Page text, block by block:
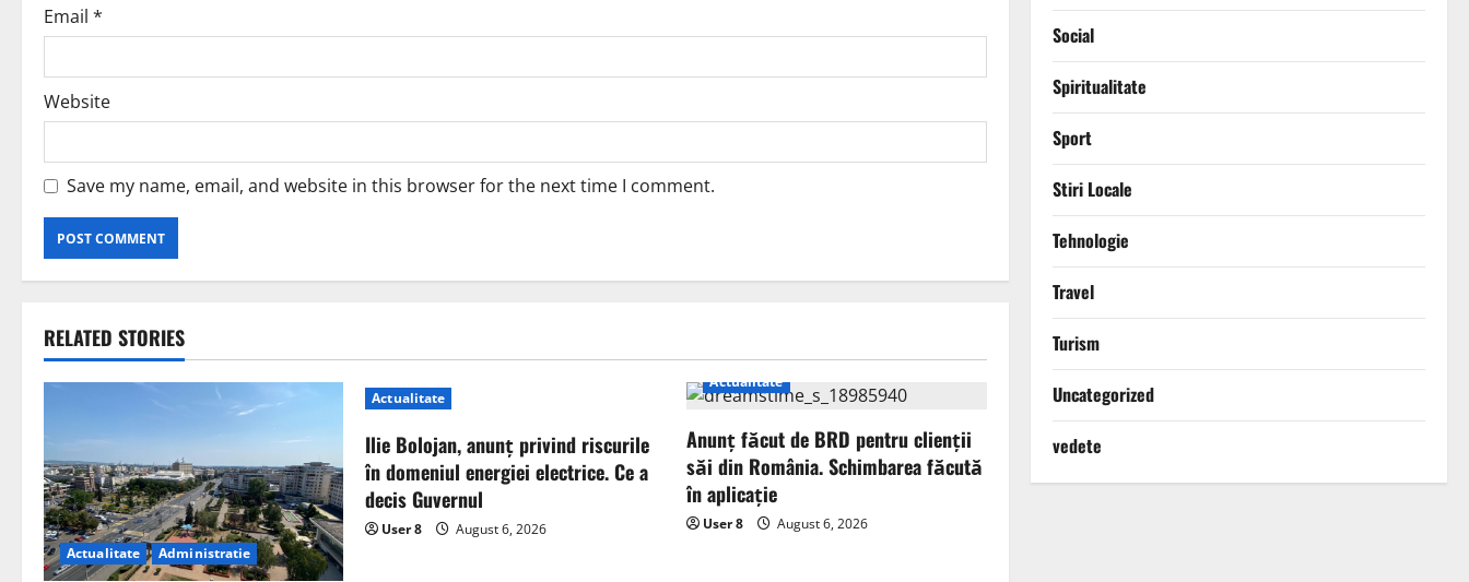
Email *
Website
Save my name, email, and website in this browser for the next time I comment.
RELATED STORIES
Actualitate Administratie
Actualitate
Ilie Bolojan, anunț privind riscurile
în domeniul energiei electrice. Ce a
decis Guvernul
User 8 August 6, 2026
Actualitate
Anunț făcut de BRD pentru clienții
săi din România. Schimbarea făcută
în aplicație
User 8 August 6, 2026
Social
Spiritualitate
Sport
Stiri Locale
Tehnologie
Travel
Turism
Uncategorized
vedete